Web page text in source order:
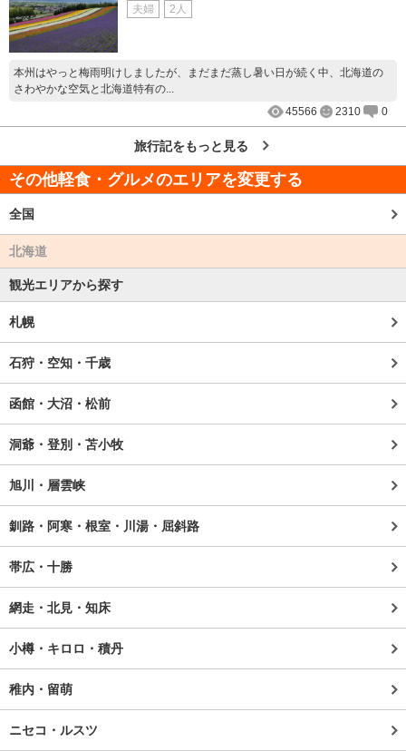
夫婦 2人
本州はやっと梅雨明けしましたが、まだまだ蒸し暑い日が続く中、北海道の
さわやかな空気と北海道特有の...
45566
2310 0
旅行記をもっと見る
その他軽食・グルメのエリアを変更する
全国
北海道
観光エリアから探す
札幌
石狩・空知・千歳
函館・大沼・松前
洞爺・登別・苫小牧
旭川・層雲峡
釧路・阿寒・根室・川湯・屈斜路
帯広・十勝
網走・北見・知床
小樽・キロロ・積丹
稚内・留萌
ニセコ・ルスツ